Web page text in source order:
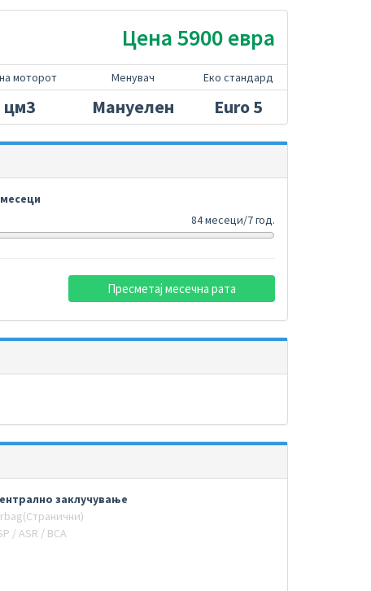
Цена 5900 евра
моторот Менувач Еко стандард
цм3 Мануелен Euro 5
84 месеци/7 год.
Пресметај месечна рата
заклучување
/ ASR / BCA